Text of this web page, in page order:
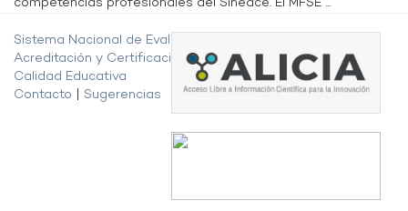
Sistema Nacional de Evaluación,
Acreditación y Certificación de la
Calidad Educativa
Contacto
Sugerencias